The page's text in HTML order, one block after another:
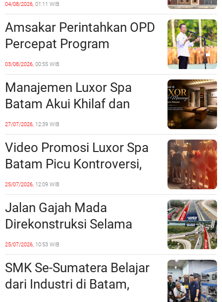
Unsur Pelanggaran Hukum
04/08/2026, 01:11 WIB
Amsakar Perintahkan OPD
Percepat Program
Prioritas, Targetkan
Realisasi Pembangunan
Lampaui 50 Persen
03/08/2026, 00:55 WIB
Manajemen Luxor Spa
Batam Akui Khilaf dan
Minta Maaf, Konten
Langsung Di-Takedown
27/07/2026, 12:39 WIB
Video Promosi Luxor Spa
Batam Picu Kontroversi,
Dinilai Bermuatan Sensual
25/07/2026, 12:09 WIB
Jalan Gajah Mada
Direkonstruksi Selama
Empat Minggu, Ini Skema
Rekayasa Lalu Lintasnya
25/07/2026, 10:53 WIB
SMK Se-Sumatera Belajar
dari Industri di Batam,